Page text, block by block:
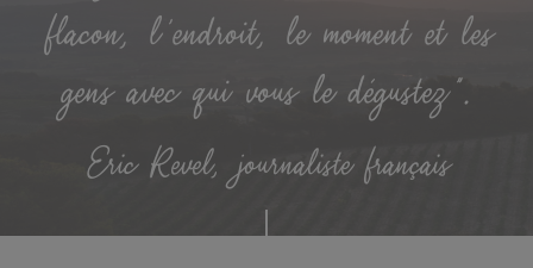
flacon, l'endroit, le moment et les
gens avec qui vous le dégustez".
Eric Revel, journaliste français